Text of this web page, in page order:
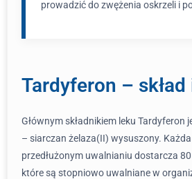
prowadzić do zwężenia oskrzeli i
Tardyferon –
Głównym składnikiem leku Tardyferon
– siarczan żelaza(II) wysuszony.
przedłużonym uwalnianiu dostarcza
które są stopniowo uwalniane w